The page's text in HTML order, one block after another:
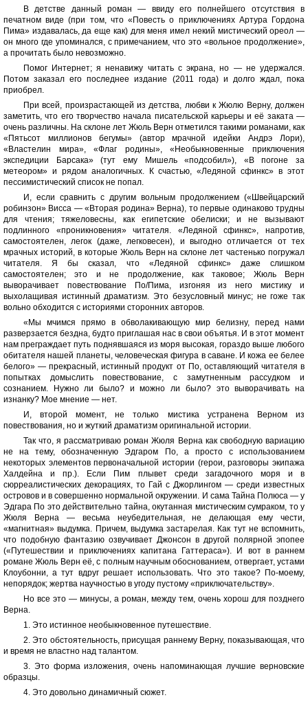
В детстве данный роман — ввиду его полнейшего отсутствия в
печатном виде (при том, что «Повесть о приключениях Артура Гордона
Пима» издавалась, да еще как) для меня имел некий мистический ореол —
он много где упоминался, с примечанием, что это «вольное продолжение»,
а прочитать было невозможно.
Помог Интернет; я ненавижу читать с экрана, но — не удержался.
Потом заказал его последнее издание (2011 года) и долго ждал, пока
приобрел.
При всей, произрастающей из детства, любви к Жюлю Верну, должен
заметить, что его творчество начала писательской карьеры и её заката —
очень различны. На склоне лет Жюль Верн отметился такими романами, как
«Пятьсот миллионов бегумы» (автор мрачной идейки Андрэ Лори),
«Властелин мира», «Флаг родины», «Необыкновенные приключения
экспедиции Барсака» (тут ему Мишель «подсобил»), «В погоне за
метеором» и рядом аналогичных. К счастью, «Ледяной сфинкс» в этот
пессимистический список не попал.
И, если сравнить с другим вольным продолжением («Швейцарский
робинзон» Висса — «Вторая родина» Верна), то первые одинаково трудны
для чтения; тяжеловесны, как египетские обелиски; и не вызывают
подлинного «проникновения» читателя. «Ледяной сфинкс», напротив,
самостоятелен, легок (даже, легковесен), и выгодно отличается от тех
мрачных историй, в которые Жюль Верн на склоне лет частенько погружал
читателя. Я бы сказал, что «Ледяной сфинкс» даже слишком
самостоятелен; это и не продолжение, как таковое; Жюль Верн
выворачивает повествование По/Пима, изгоняя из него мистику и
выхолащивая истинный драматизм. Это безусловный минус; не гоже так
вольно обходится с историями сторонних авторов.
«Мы мчимся прямо в обволакивающую мир белизну, перед нами
разверзается бездна, будто приглашая нас в свои объятья. И в этот момент
нам преграждает путь поднявшаяся из моря высокая, гораздо выше любого
обитателя нашей планеты, человеческая фигура в саване. И кожа ее белее
белого» — прекрасный, истинный продукт от По, оставляющий читателя в
попытках домыслить повествование, с замутненным рассудком и
сознанием. Нужно ли было? и можно ли было? это выворачивать на
изнанку? Мое мнение — нет.
И, второй момент, не только мистика устранена Верном из
повествования, но и жуткий драматизм оригинальной истории.
Так что, я рассматриваю роман Жюля Верна как свободную вариацию
не на тему, обозначенную Эдгаром По, а просто с использованием
некоторых элементов первоначальной истории (герои, разговоры экипажа
Халдейна и пр.). Если Пим плывет среди загадочного моря и в
сюрреалистических декорациях, то Гай с Джорлингом — среди известных
островов и в совершенно нормальной окружении. И сама Тайна Полюса — у
Эдгара По это действительно тайна, окутанная мистическим сумраком, то у
Жюля Верна — весьма неубедительная, не делающая ему чести,
«магнитная» выдумка. Причем, выдумка застарелая. Как тут не вспомнить,
что подобную фантазию озвучивает Джонсон в другой полярной эпопее
(«Путешествии и приключениях капитана Гаттераса»). И вот в раннем
романе Жюль Верн её, с полным научным обоснованием, отвергает, устами
Клоубонни, а тут вдруг решает использовать. Что это такое? По-моему,
непорядок; жертва научностью в угоду пустому «приключательству».
Но все это — минусы, а роман, между тем, очень хорош для позднего
Верна.
1. Это истинное необыкновенное путешествие.
2. Это обстоятельность, присущая раннему Верну, показывающая, что
и время не властно над талантом.
3. Это форма изложения, очень напоминающая лучшие верновские
образцы.
4. Это довольно динамичный сюжет.